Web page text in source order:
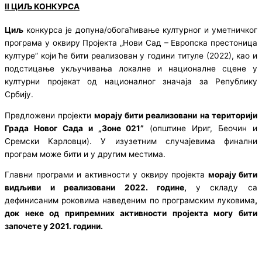
II ЦИЉ КОНКУРСА
Циљ конкурса је допуна/обогаћивање културног и уметничког
програма у оквиру Пројекта „Нови Сад – Европска престоница
културе” који ће бити реализован у години титуле (2022), као и
подстицање укључивања локалне и националне сцене у
културни пројекат од националног значаја за Републику
Србију.
Предложени пројекти морају бити реализовани на територији
Града Новог Сада и „Зоне 021” (општине Ириг, Беочин и
Сремски Карловци). У изузетним случајевима финални
програм може бити и у другим местима.
Главни програми и активности у оквиру пројекта морају бити
видљиви и реализовани 2022. године, у складу са
дефинисаним роковима наведеним по програмским луковима,
док неке од припремних активности пројекта могу бити
започете у 2021. години.